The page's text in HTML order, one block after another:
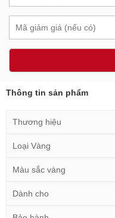
Thông tin sản phẩm
Thương hiệu
Loại Vàng
Màu sắc vàng
Dành cho